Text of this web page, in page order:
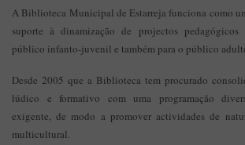
A Biblioteca Municipal de Estarreja funciona como
suporte à dinamização de projectos pedagógicos
público infanto-juvenil e também para o público
Desde 2005 que a Biblioteca tem procurado
lúdico e formativo com uma programação
exigente, de modo a promover actividades de
multicultural.